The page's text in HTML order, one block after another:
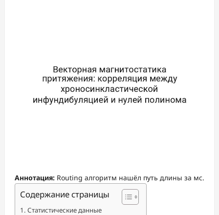
Аннотация: Routing алгоритм нашёл путь длины за мс.
Содержание страницы
Статистические данные